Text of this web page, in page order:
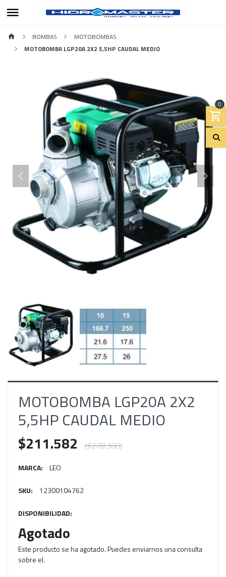
0
BOMBAS
MOTOBOMBAS
MOTOBOMBA LGP20A 2X2 5,5HP CAUDAL MEDIO
MOTOBOMBA LGP20A 2X2
5,5HP CAUDAL MEDIO
$211.582 ($278.300)
MARCA: LEO
SKU: 12300104762
DISPONIBILIDAD:
Agotado
Este producto se ha agotado. Puedes enviarnos una consulta
sobre el.